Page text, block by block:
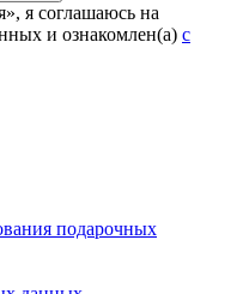
я соглашаюсь на
и ознакомлен(а) с
подарочных